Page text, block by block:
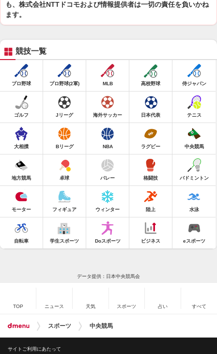
も、株式会社NTTドコモおよび情報提供者は一切の責任を負いかね
ます。
競技一覧
プロ野球 プロ野球(2軍) MLB 高校野球 侍ジャパン
ゴルフ Jリーグ 海外サッカー 日本代表 テニス
大相撲 Bリーグ NBA ラグビー 中央競馬
地方競馬 卓球 バレー 格闘技 バドミントン
モーター フィギュア ウィンター 陸上 水泳
自転車 学生スポーツ Doスポーツ ビジネス eスポーツ
データ提供：日本中央競馬会
TOP ニュース 天気 スポーツ 占い すべて
スポーツ 中央競馬
サイトご利用にあたって